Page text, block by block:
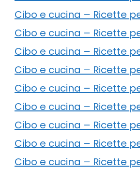
Cibo e cucina – Ricette
Cibo e cucina – Ricette
Cibo e cucina – Ricette
Cibo e cucina – Ricette
Cibo e cucina – Ricette
Cibo e cucina – Ricette
Cibo e cucina – Ricette
Cibo e cucina – Ricette
Cibo e cucina – Ricette